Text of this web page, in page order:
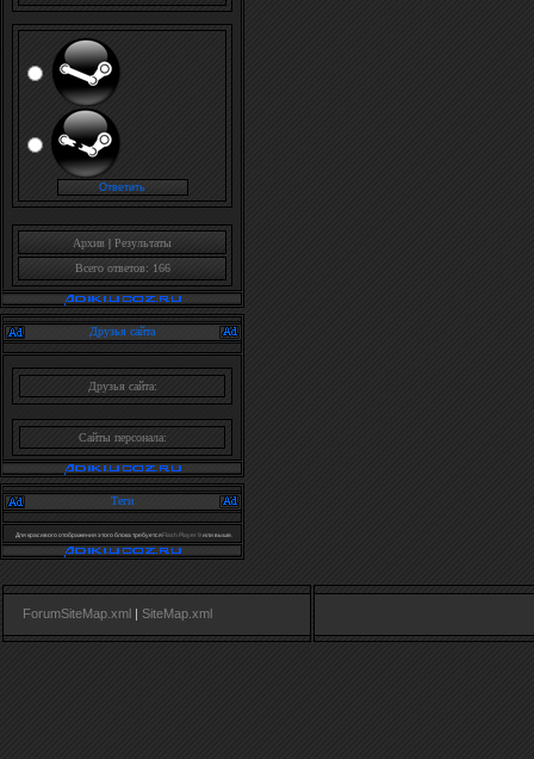
Архив | Результаты
Всего ответов: 166
Друзья сайта
Друзья сайта:
Сайты персонала:
Теги
Для красивого отображения этого блока требуетсяFlash Player 9или выше.
ForumSiteMap.xml | SiteMap.xml